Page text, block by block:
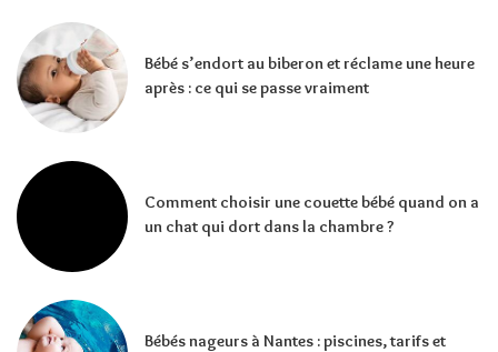
Bébé s’endort au biberon et réclame une heure
après : ce qui se passe vraiment
Comment choisir une couette bébé quand on a
un chat qui dort dans la chambre ?
Bébés nageurs à Nantes : piscines, tarifs et